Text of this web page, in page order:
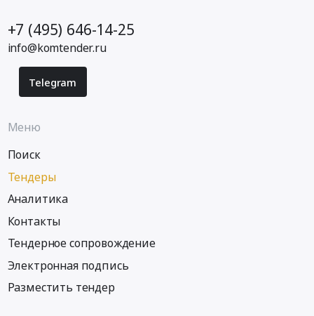
+7 (495) 646-14-25
info@komtender.ru
Telegram
Меню
Поиск
Тендеры
Аналитика
Контакты
Тендерное сопровождение
Электронная подпись
Разместить тендер